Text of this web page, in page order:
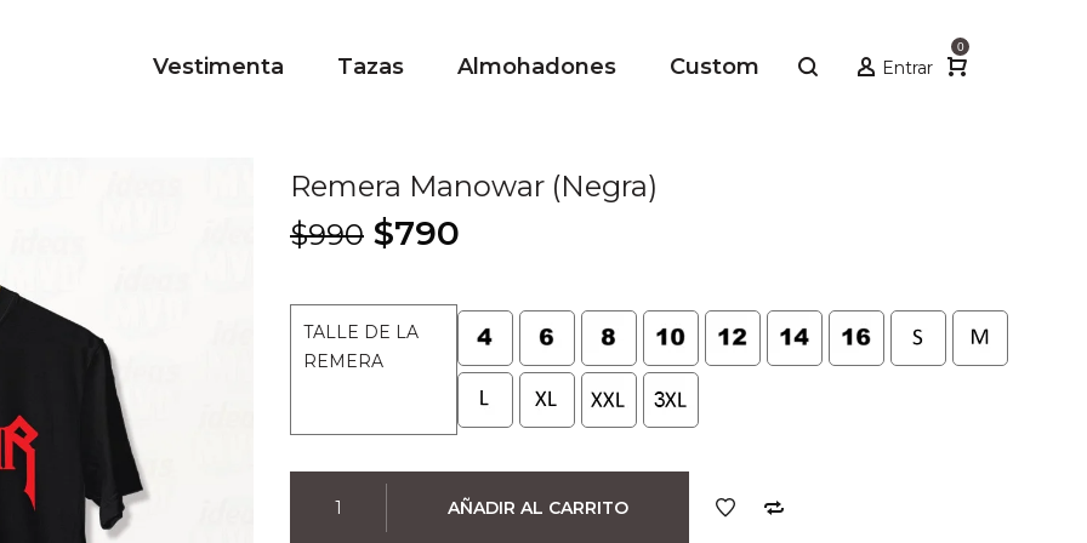
Entrar
0
Vestimenta Tazas Almohadones Custom
Remera Manowar (Negra)
$990 El
original
era:
$990.
$790
actual
es:
$790.
TALLE DE LA
REMERA
Manowar
AÑADIR AL CARRITO